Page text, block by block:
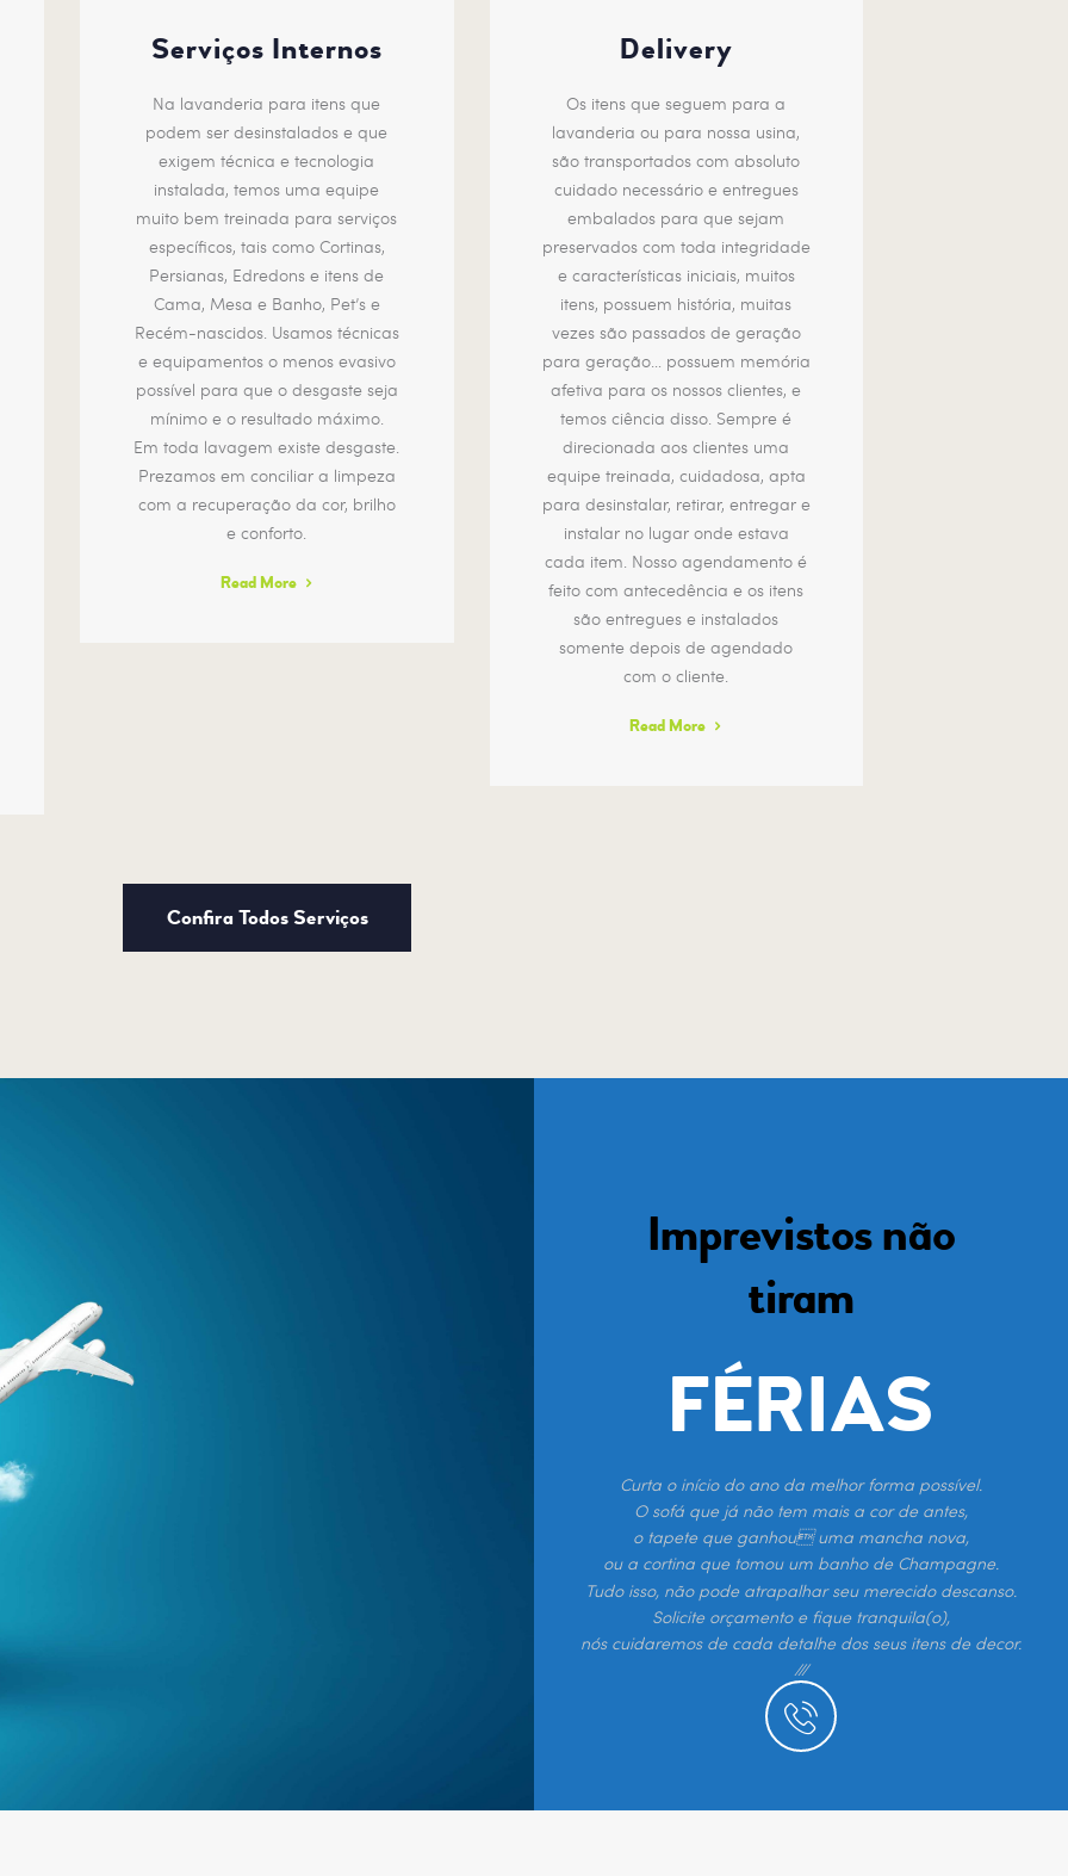
Serviços Internos
Na lavanderia para itens que
podem ser desinstalados e que
exigem técnica e tecnologia
instalada, temos uma equipe
muito bem treinada para serviços
específicos, tais como Cortinas,
Persianas, Edredons e itens de
Cama, Mesa e Banho, Pet’s e
Recém-nascidos. Usamos técnicas
e equipamentos o menos evasivo
possível para que o desgaste seja
mínimo e o resultado máximo.
Em toda lavagem existe desgaste.
Prezamos em conciliar a limpeza
com a recuperação da cor, brilho
e conforto.
Read More
Delivery
Os itens que seguem para a
lavanderia ou para nossa usina,
são transportados com absoluto
cuidado necessário e entregues
embalados para que sejam
preservados com toda integridade
e características iniciais, muitos
itens, possuem história, muitas
vezes são passados de geração
para geração… possuem memória
afetiva para os nossos clientes, e
temos ciência disso. Sempre é
direcionada aos clientes uma
equipe treinada, cuidadosa, apta
para desinstalar, retirar, entregar e
instalar no lugar onde estava
cada item. Nosso agendamento é
feito com antecedência e os itens
são entregues e instalados
somente depois de agendado
com o cliente.
Read More
Confira Todos Serviços
Imprevistos não
tiram
FÉRIAS
Curta o início do ano da melhor forma possível.
O sofá que já não tem mais a cor de antes,
o tapete que ganhou uma mancha nova,
ou a cortina que tomou um banho de Champagne.
Tudo isso, não pode atrapalhar seu merecido descanso.
Solicite orçamento e fique tranquila(o),
nós cuidaremos de cada detalhe dos seus itens de decor.